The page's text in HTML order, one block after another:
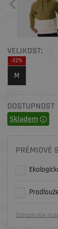
VELIKOST:
-22%
M
DOSTUPNOST
Skladem
PRÉMIOVÉ
Zobrazit více